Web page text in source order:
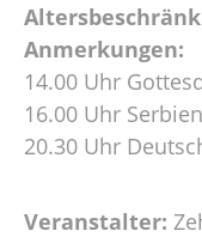
Anmerkungen:
14.00 Uhr
16.00 Uhr
20.30 Uhr
Veranstalter: